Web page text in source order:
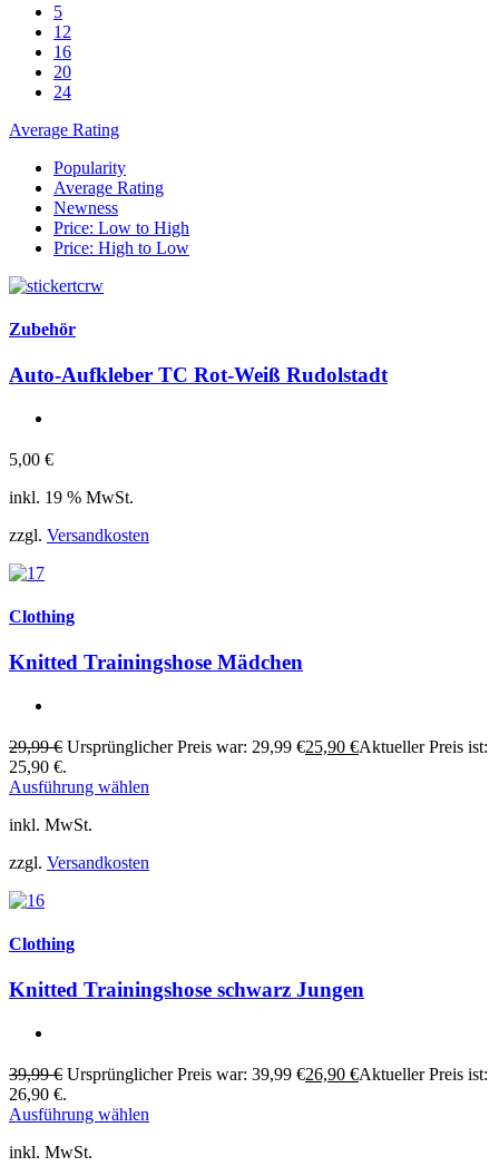
5
12
16
20
24
Average Rating
Popularity
Average Rating
Newness
Price: Low to High
Price: High to Low
Zubehör
Auto-Aufkleber TC Rot-Weiß Rudolstadt
5,00 €
inkl. 19 % MwSt.
zzgl. Versandkosten
Clothing
Knitted Trainingshose Mädchen
29,99€ Ursprünglicher Preis war: 29,99 €25,90 €Aktueller Preis ist:
25,90 €.
Ausführung wählen
inkl. MwSt.
zzgl. Versandkosten
Clothing
Knitted Trainingshose schwarz Jungen
39,99€ Ursprünglicher Preis war: 39,99 €26,90 €Aktueller Preis ist:
26,90 €.
Ausführung wählen
inkl. MwSt.